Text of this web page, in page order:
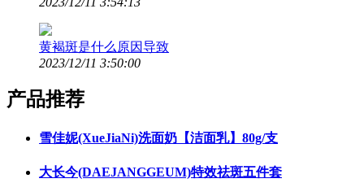
黄褐斑是什么原因导致
2023/12/11 3:50:00
产品推荐
雪佳妮(XueJiaNi)洗面奶【洁面乳】80g/支
大长今(DAEJANGGEUM)特效祛斑五件套